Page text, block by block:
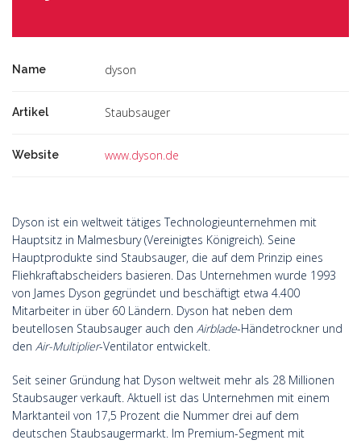
Name dyson
Artikel Staubsauger
Website www.dyson.de
Dyson ist ein weltweit tätiges Technologieunternehmen mit
Hauptsitz in Malmesbury (Vereinigtes Königreich). Seine
Hauptprodukte sind Staubsauger, die auf dem Prinzip eines
Fliehkraftabscheiders basieren. Das Unternehmen wurde 1993
von James Dyson gegründet und beschäftigt etwa 4.400
Mitarbeiter in über 60 Ländern. Dyson hat neben dem
beutellosen Staubsauger auch den Airblade-Händetrockner und
den Air-Multiplier-Ventilator entwickelt.
Seit seiner Gründung hat Dyson weltweit mehr als 28 Millionen
Staubsauger verkauft. Aktuell ist das Unternehmen mit einem
Marktanteil von 17,5 Prozent die Nummer drei auf dem
deutschen Staubsaugermarkt. Im Premium-Segment mit